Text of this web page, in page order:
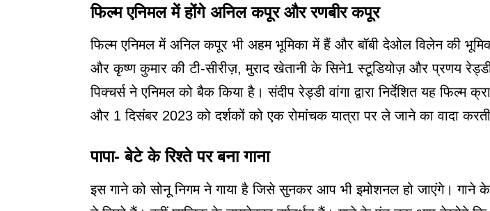
फिल्म एनिमल में होंगे अनिल कपूर और रणबीर कपूर
फिल्म एनिमल में अनिल कपूर भी अहम भूमिका में हैं और बॉबी देओल विलेन की
और कृष्ण कुमार की टी-सीरीज़, मुराद खेतानी के सिने1 स्टूडियोज़ और प्रणय
पिक्चर्स ने एनिमल को बैक किया है। संदीप रेड्डी वांगा द्वारा निर्देशित यह फिल्म
और 1 दिसंबर 2023 को दर्शकों को एक रोमांचक यात्रा पर ले जाने का वादा
पापा- बेटे के रिश्ते पर बना गाना
इस गाने को सोनू निगम ने गाया है जिसे सुनकर आप भी इमोशनल हो जाएंगे। गाने